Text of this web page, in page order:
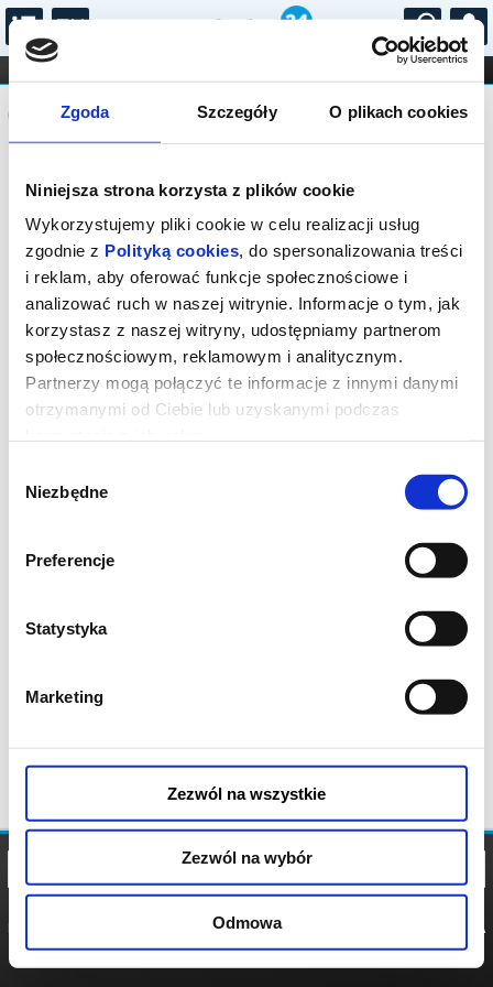
Zgoda Szczegóły O plikach cookies
Niniejsza strona korzysta z plików cookie
Wykorzystujemy pliki cookie w celu realizacji usług
zgodnie z Polityką cookies, do spersonalizowania treści
i reklam, aby oferować funkcje społecznościowe i
analizować ruch w naszej witrynie. Informacje o tym, jak
korzystasz z naszej witryny, udostępniamy partnerom
społecznościowym, reklamowym i analitycznym.
Partnerzy mogą połączyć te informacje z innymi danymi
otrzymanymi od Ciebie lub uzyskanymi podczas
zgody
Niezbędne
Preferencje
Statystyka
Marketing
Zezwól na wszystkie
Zezwól na wybór
Odmowa
...
FILHARMONIA OPERA I BALET
STAND-UP
DLA DZIECI
Komunikat
Sprzedaż biletów on-line na wydarzenie
została zakończona.
POLITYKA
POLITYKA